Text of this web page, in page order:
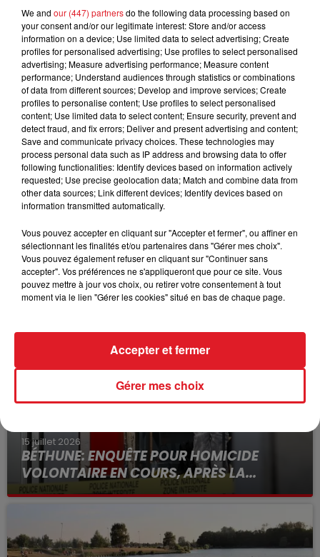
FIL D'ACTUS
15 juillet 2026
BÉTHUNE: ENQUÊTE POUR HOMICIDE
VOLONTAIRE EN COURS, APRÈS LA...
Selon les premiers éléments, le logement servait
We and our (447) partnersdo the following data processing based on
your consent and/or our legitimate interest: Store and/or access
information on a device; Use limited data to select advertising; Create
profiles for personalised advertising; Use profiles to select personalised
advertising; Measure advertising performance; Measure content
performance; Understand audiences through statistics or combinations
of data from different sources; Develop and improve services; Create
profiles to personalise content; Use profiles to select personalised
content; Use limited data to select content; Ensure security, prevent and
detect fraud, and fix errors; Deliver and present advertising and content;
Save and communicate privacy choices. These technologies may
process personal data such as IP address and browsing data to offer
following functionalities: Identify devices based on information actively
requested; Use precise geolocation data; Match and combine data from
other data sources; Link different devices; Identify devices based on
information transmitted automatically.
Vous pouvez accepter en cliquant sur "Accepter et fermer", ou affiner en
sélectionnant les finalités et/ou partenaires dans "Gérer mes choix".
Vous pouvez également refuser en cliquant sur "Continuer sans
accepter". Vos préférences ne s'appliqueront que pour ce site. Vous
pouvez mettre à jour vos choix, ou retirer votre consentement à tout
moment via le lien "Gérer les cookies" situé en bas de chaque page.
Gérer mes choix
Accepter et fermer